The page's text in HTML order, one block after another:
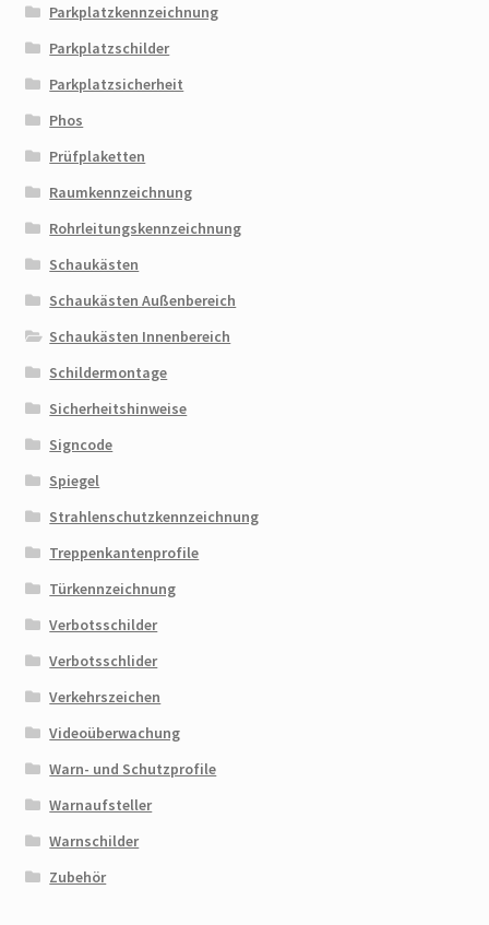
Parkplatzkennzeichnung
Parkplatzschilder
Parkplatzsicherheit
Phos
Prüfplaketten
Raumkennzeichnung
Rohrleitungskennzeichnung
Schaukästen
Schaukästen Außenbereich
Schaukästen Innenbereich
Schildermontage
Sicherheitshinweise
Signcode
Spiegel
Strahlenschutzkennzeichnung
Treppenkantenprofile
Türkennzeichnung
Verbotsschilder
Verbotsschlider
Verkehrszeichen
Videoüberwachung
Warn- und Schutzprofile
Warnaufsteller
Warnschilder
Zubehör